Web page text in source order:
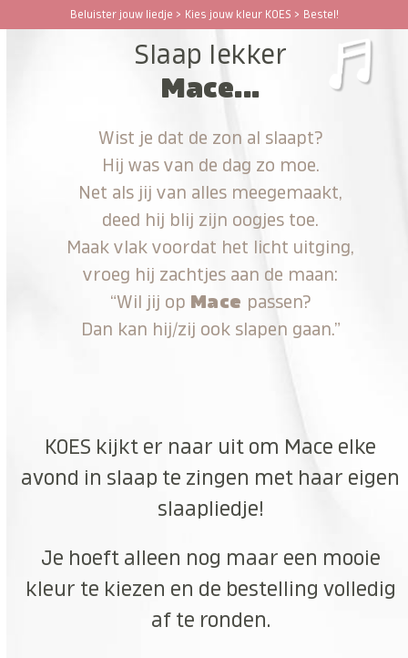
Beluister jouw liedje > Kies jouw kleur KOES > Bestel!
Open
Close
Slaap lekker
Mace...
Wist je dat de zon al slaapt?
Hij was van de dag zo moe.
Net als jij van alles meegemaakt,
deed hij blij zijn oogjes toe.
Maak vlak voordat het licht uitging,
vroeg hij zachtjes aan de maan:
“Wil jij op Mace passen?
Dan kan hij/zij ook slapen gaan.”
KOES kijkt er naar uit om Mace elke
avond in slaap te zingen met haar eigen
slaapliedje!
Je hoeft alleen nog maar een mooie
kleur te kiezen en de bestelling volledig
af te ronden.